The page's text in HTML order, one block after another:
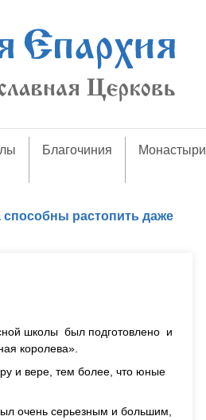
Благочиния Монастыри
способны растопить даже
школы был подготовлено и
королева».
и вере, тем более, что юные
очень серьезным и большим,